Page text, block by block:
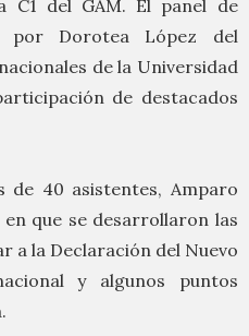
C1 del GAM. El panel de
por Dorotea López del
de la Universidad
de destacados
de 40 asistentes, Amparo
que se desarrollaron las
a la Declaración del Nuevo
y algunos puntos